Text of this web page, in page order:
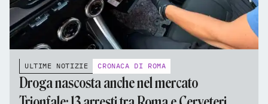
ULTIME NOTIZIE CRONACA DI ROMA
Droga nascosta anche nel mercato